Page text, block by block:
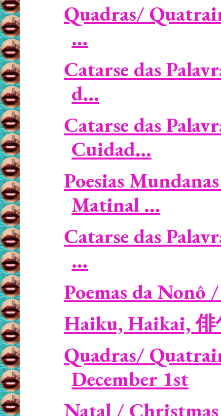
Quadras/
...
Catarse das
d...
Catarse das
Cuidad...
Poesias
Matinal ...
Catarse das
...
Poemas da Nonô
Haiku, Haikai, 俳
Quadras/
December 1st
Natal /